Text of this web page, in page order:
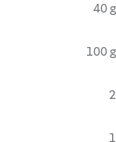
40 g
100 g
2
1